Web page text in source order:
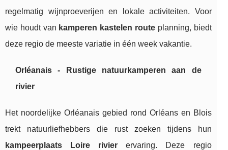
regelmatig wijnproeverijen en lokale activiteiten. Voor
wie houdt van kamperen kastelen route planning, biedt
deze regio de meeste variatie in één week vakantie.
Orléanais - Rustige natuurkamperen aan de
rivier
Het noordelijke Orléanais gebied rond Orléans en Blois
trekt natuurliefhebbers die rust zoeken tijdens hun
kampeerplaats Loire rivier ervaring. Deze regio